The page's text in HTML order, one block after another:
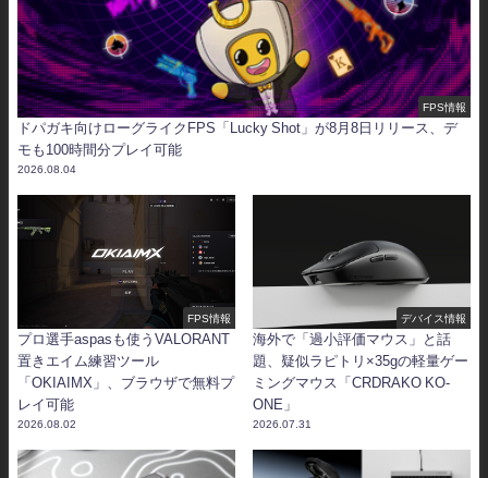
FPS情報
ドパガキ向けローグライクFPS「Lucky Shot」が8月8日リリース、デ
モも100時間分プレイ可能
2026.08.04
FPS情報
プロ選手aspasも使うVALORANT
置きエイム練習ツール
「OKIAIMX」、ブラウザで無料プ
レイ可能
2026.08.02
デバイス情報
海外で「過小評価マウス」と話
題、疑似ラピトリ×35gの軽量ゲー
ミングマウス「CRDRAKO KO-
ONE」
2026.07.31